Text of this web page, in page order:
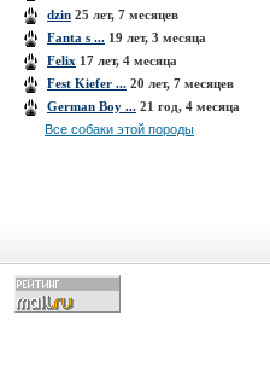
dzin 25 лет, 7 месяцев
Fanta s ... 19 лет, 3 месяца
Felix 17 лет, 4 месяца
Fest Kiefer ... 20 лет, 7 месяцев
German Boy ... 21 год, 4 месяца
Все собаки этой породы